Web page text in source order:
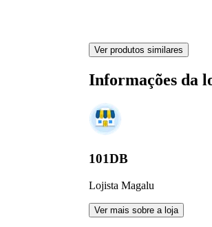
Ver produtos similares
Informações da
101DB
Lojista Magalu
Ver mais sobre a loja